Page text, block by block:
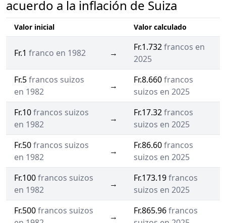
acuerdo a la inflación de Suiza
Valor inicial Valor calculado
Fr.1 franco en 1982 →
Fr.1.732francos en
2025
Fr.5francos suizos
en 1982
→
Fr.8.660francos
suizos en 2025
Fr.10francos suizos
en 1982
→
Fr.17.32francos
suizos en 2025
Fr.50francos suizos
en 1982
→
Fr.86.60francos
suizos en 2025
Fr.100francos suizos
en 1982
→
Fr.173.19francos
suizos en 2025
Fr.500francos suizos
→
Fr.865.96francos